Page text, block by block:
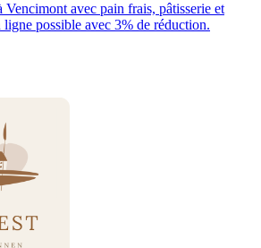
Vencimont avec pain frais, pâtisserie et
ligne possible avec 3% de réduction.